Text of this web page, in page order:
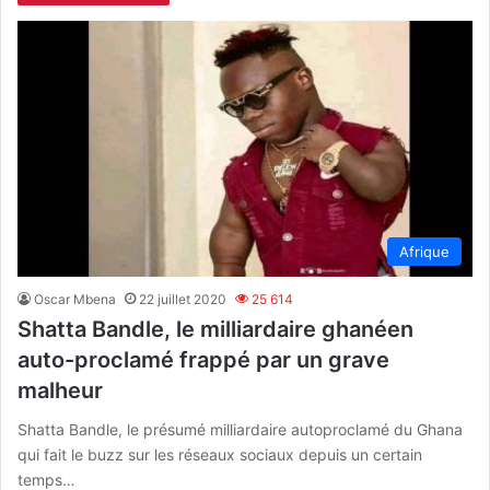
Afrique
Oscar Mbena 22 juillet 2020 25 614
Shatta Bandle, le milliardaire ghanéen
auto-proclamé frappé par un grave
malheur
Shatta Bandle, le présumé milliardaire autoproclamé du Ghana
qui fait le buzz sur les réseaux sociaux depuis un certain
temps…